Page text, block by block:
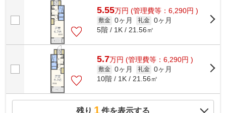
5.55万円 (管理費等：6,290円 )
敷金 0ヶ月 礼金 0ヶ月
5階 / 1K / 21.56㎡
5.7万円 (管理費等：6,290円 )
敷金 0ヶ月 礼金 0ヶ月
10階 / 1K / 21.56㎡
残り 1件を表示する